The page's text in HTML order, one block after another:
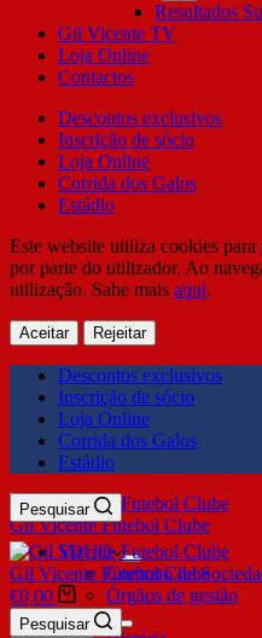
Resultados
Gil Vicente TV
Loja Online
Contactos
Descontos exclusivos
Inscrição de sócio
Loja Online
Corrida dos Galos
Estádio
Este website utiliza cookies
por parte do utilizador. Ao
utilização. Sabe mais aqui.
Aceitar Rejeitar
Descontos exclusivos
Inscrição de sócio
Loja Online
Corrida dos Galos
Estádio
Gil Vicente Futebol Clube
Pesquisar
SDUQ
Contrato de
Órgãos de gestão
Clube
Gil Vicente Futebol Clube
€0,00
Pesquisar